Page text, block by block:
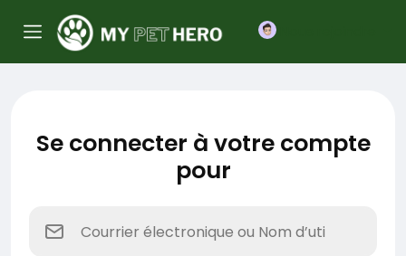
Se connecter à votre compte
pour